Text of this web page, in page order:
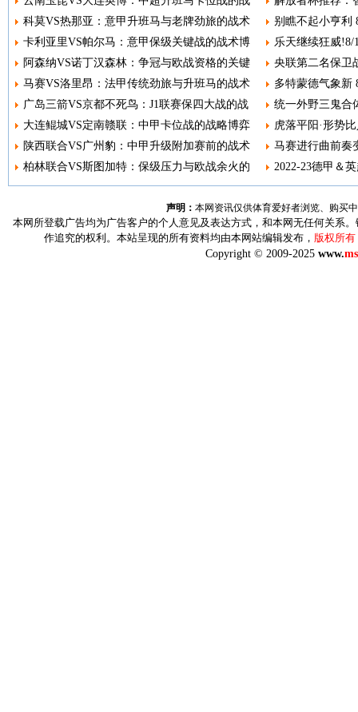
科莫VS热那亚：意甲升班马与老牌劲旅的战术
卡利亚里VS帕尔马：意甲保级关键战的战术博
阿森纳VS诺丁汉森林：争冠与欧战资格的关键
马赛VS洛里昂：法甲传统劲旅与升班马的战术
广岛三箭VS京都不死鸟：J1联赛保四大战的战
大连鲲城VS定南赣联：中甲卡位战的战略博弈
陕西联合VS广州豹：中甲升级附加赛前的战术
柏林联合VS斯图加特：保级压力与欧战余火的
别瞧不起小亨利
乐天继续狂威!8/
央联第二名保卫
多特蒙德气象新
统一外野三鬼合
虎落平阳·形势
马赛进行曲前奏
2022-23德甲＆
声明： 本网资讯仅供体育爱好者浏览、购买
本网所登载广告均为广告客户的个人意见及表达方式，和本网无任何关系
作追究的权利。本站呈现的所有资料均由本网站编辑发布， 版权所有
Copyright © 2009-2025 www.